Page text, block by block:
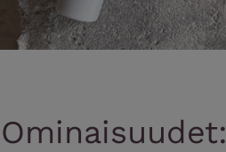
Ominaisuudet: